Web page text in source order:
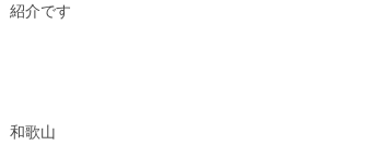
紹介です
和歌山